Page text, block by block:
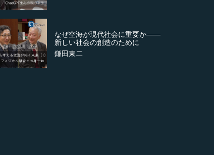
なぜ空海が現代社会に重要か――
新しい社会の創造のために
鎌田東二